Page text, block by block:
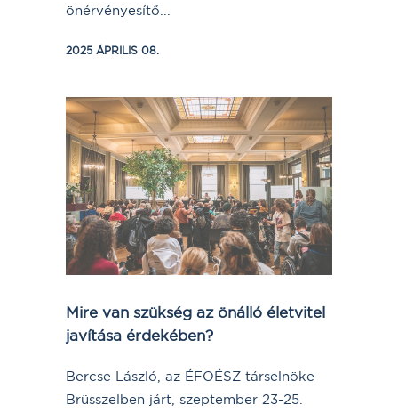
önérvényesítő...
2025 ÁPRILIS 08.
Mire van szükség az önálló életvitel
javítása érdekében?
Bercse László, az ÉFOÉSZ társelnöke
Brüsszelben járt, szeptember 23-25.